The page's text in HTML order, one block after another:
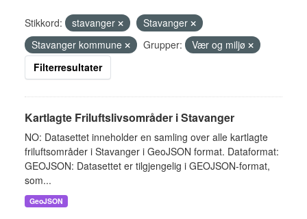
Stikkord: stavanger
Stavanger
Stavanger kommune
Grupper:
Vær og miljø
Filterresultater
Kartlagte Friluftslivsområder i Stavanger
NO: Datasettet inneholder en samling over alle kartlagte
friluftsområder i Stavanger i GeoJSON format. Dataformat:
GEOJSON: Datasettet er tilgjengelig i GEOJSON-format,
som...
GeoJSON